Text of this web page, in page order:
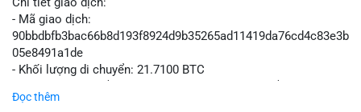
- Mã giao dịch:
90bbdbfb3bac66b8d193f8924d9b35265ad11419da76cd4c83e3b
05e8491a1de
- Khối lượng di chuyển: 21.7100 BTC
USD)
Đọc thêm